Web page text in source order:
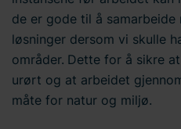
de er gode til å
løsninger dersom vi skulle
områder. Dette for å sikre
urørt og at arbeidet
måte for natur og miljø.